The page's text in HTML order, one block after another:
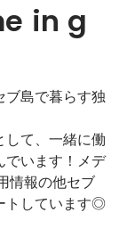
in g
ブ島で暮らす独
して、一緒に働
でいます！メデ
情報の他セブ
トしています◎